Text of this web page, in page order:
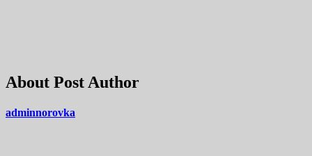
About Post Author
adminnorovka